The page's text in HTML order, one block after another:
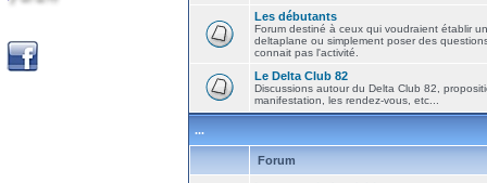
Les débutants
Forum destiné à ceux qui voudraient établir
deltaplane ou simplement poser des
connait pas l'activité.
Le Delta Club 82
Discussions autour du Delta Club 82,
manifestation, les rendez-vous, etc...
...
Forum